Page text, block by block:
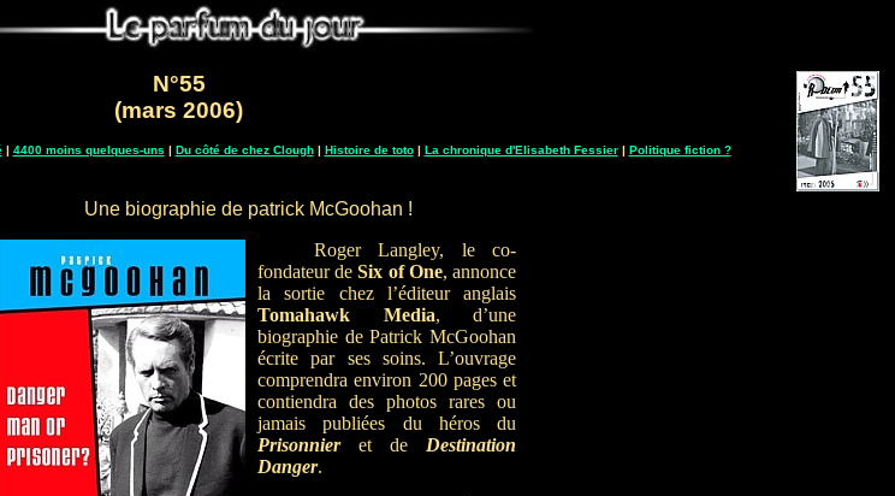
N°55
(mars 2006)
| 4400 moins quelques-uns | Du côté de chez Clough| Histoire de toto| La chronique d'Elisabeth Fessier| Politique fiction ?
Une biographie de patrick McGoohan !
Roger Langley, le co-
fondateur deSix of One, annonce
la sortie chez l’éditeur anglais
Tomahawk Media, d’une
biographie de Patrick McGoohan
écrite par ses soins. L’ouvrage
comprendra environ 200 pages et
contiendra des photos rares ou
jamais publiées du héros du
Prisonnieret de Destination
Danger.